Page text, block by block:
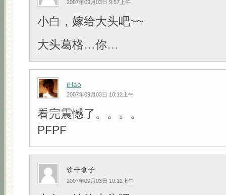
2007年09月03日 9:57上午
小白，嫁给大头吧~~
大头葛格…你…
iHao
2007年09月03日 10:12上午
看完震憾了。。。。
PFPF
饼干盒子
2007年09月03日 10:12上午